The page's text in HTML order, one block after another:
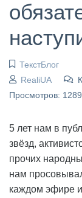
ТекстБлог
RealiUA
Просмотров: 1289
5 лет нам в
звёзд,
прочих
нам
каждом эфире и